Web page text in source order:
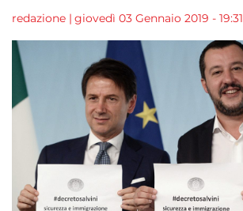
redazione | giovedì 03 Gennaio 2019 - 19:31